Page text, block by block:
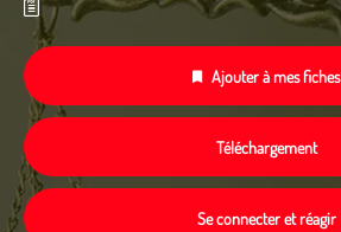
Ajouter à mes fiches
Téléchargement
Se connecter et réagir